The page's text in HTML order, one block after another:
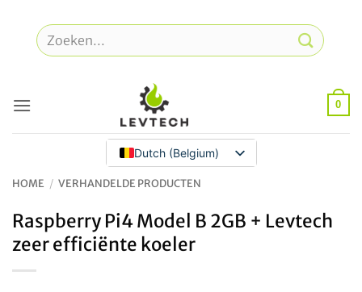
inhoud
Zoeken
naar:
0
Dutch (Belgium)
HOME / VERHANDELDE PRODUCTEN
Raspberry Pi4 Model B 2GB + Levtech
zeer efficiënte koeler